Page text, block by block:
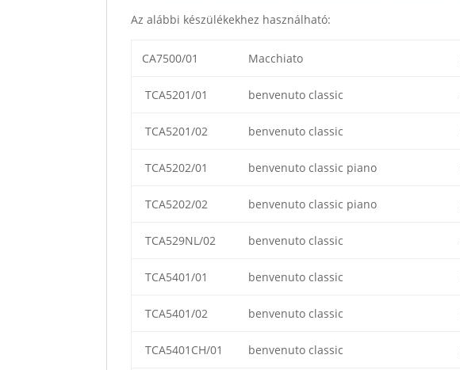
Az alábbi készülékekhez használható:
CA7500/01 Macchiato
TCA5201/01 benvenuto classic
TCA5201/02 benvenuto classic
TCA5202/01 benvenuto classic piano
TCA5202/02 benvenuto classic piano
TCA529NL/02 benvenuto classic
TCA5401/01 benvenuto classic
TCA5401/02 benvenuto classic
TCA5401CH/01 benvenuto classic